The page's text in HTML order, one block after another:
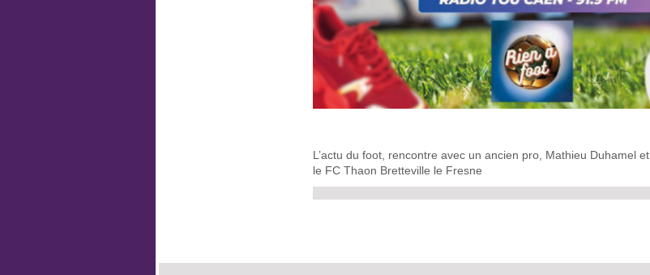
L’actu du foot, rencontre avec un ancien pro, Mathieu Duhamel et
le FC Thaon Bretteville le Fresne